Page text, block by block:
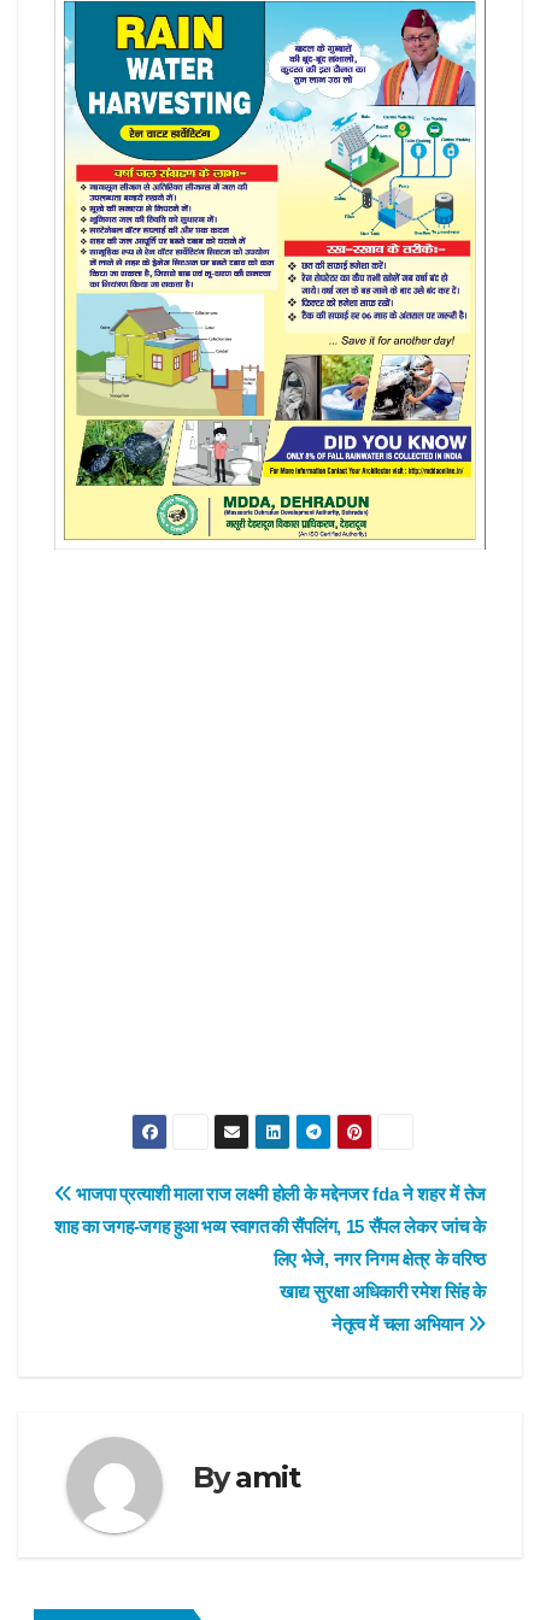
Post
navigation
होली के मद्देनजर fda ने शहर में तेज
की सैंपलिंग, 15 सैंपल लेकर जांच के
लिए भेजे, नगर निगम क्षेत्र के वरिष्ठ
खाद्य सुरक्षा अधिकारी रमेश सिंह के
नेतृत्व में चला अभियान
भाजपा प्रत्याशी माला राज लक्ष्मी
शाह का जगह-जगह हुआ भव्य स्वागत
Byamit